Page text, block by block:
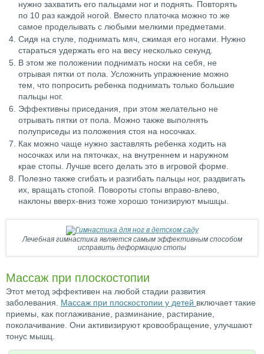
нужно захватить его пальцами ног и поднять. Повторять
по 10 раз каждой ногой. Вместо платочка можно то же
самое проделывать с любыми мелкими предметами.
Сидя на стуле, поднимать мяч, сжимая его ногами. Нужно
стараться удержать его на весу несколько секунд.
В этом же положении поднимать носки на себя, не
отрывая пятки от пола. Усложнить упражнение можно
тем, что попросить ребенка поднимать только большие
пальцы ног.
Эффективны приседания, при этом желательно не
отрывать пятки от пола. Можно также выполнять
полуприседы из положения стоя на носочках.
Как можно чаще нужно заставлять ребенка ходить на
носочках или на пяточках, на внутреннем и наружном
крае стопы. Лучше всего делать это в игровой форме.
Полезно также сгибать и разгибать пальцы ног, раздвигать
их, вращать стопой. Повороты стопы вправо-влево,
наклоны вверх-вниз тоже хорошо тонизируют мышцы.
Лечебная гимнастика является самым эффективным способом
исправить деформацию стопы
Массаж при плоскостопии
Этот метод эффективен на любой стадии развития
заболевания. Массаж при плоскостопии у детей включает такие
приемы, как поглаживание, разминание, растирание,
поколачивание. Они активизируют кровообращение, улучшают
тонус мышц.